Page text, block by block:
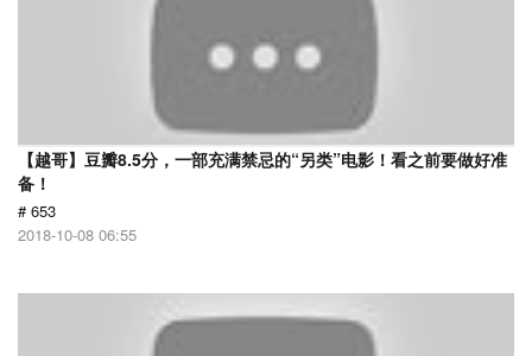
【越哥】豆瓣8.5分，一部充满禁忌的“另类”电影！看之前要做好准
备！
# 653
2018-10-08 06:55